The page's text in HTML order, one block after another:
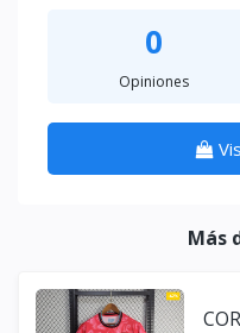
0
Opiniones
Más